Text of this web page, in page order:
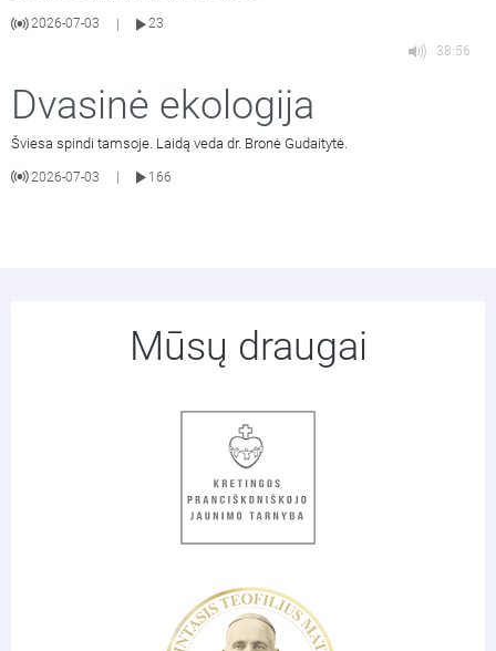
2026-07-03
23
38:56
Dvasinė ekologija
Šviesa spindi tamsoje. Laidą veda dr. Bronė Gudaitytė.
2026-07-03 166
Mūsų draugai